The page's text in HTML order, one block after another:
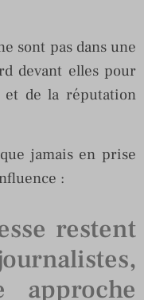
sont pas dans une
devant elles pour
et de la réputation
jamais en prise
:
restent
approche